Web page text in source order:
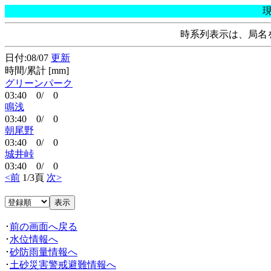
時系列表示は、局
日付:08/07 更新
時間/累計 [mm]
グリーンパーク
03:40 0/ 0
鳴浅
03:40 0/ 0
朝尾野
03:40 0/ 0
城井峠
03:40 0/ 0
<前 1/3頁 次>
･前の画面へ戻る
･ 水位情報へ
･砂防雨量情報へ
･ 土砂災害警戒避難情報へ